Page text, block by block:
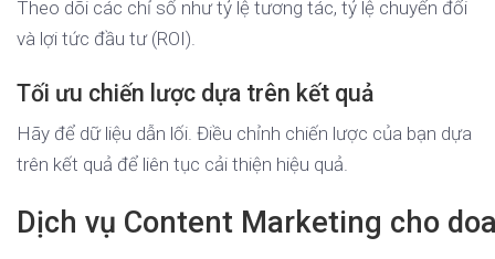
Theo dõi các chỉ số như tỷ lệ tương tác, tỷ lệ chuyển đổi
và lợi tức đầu tư (ROI).
Tối ưu chiến lược dựa trên kết quả
Hãy để dữ liệu dẫn lối. Điều chỉnh chiến lược của bạn dựa
trên kết quả để liên tục cải thiện hiệu quả.
Dịch vụ Content Marketing cho